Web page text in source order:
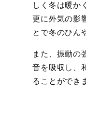
しく冬は暖か
更に外気の影
とで冬のひん
また、振動の
音を吸収し、
ることができ